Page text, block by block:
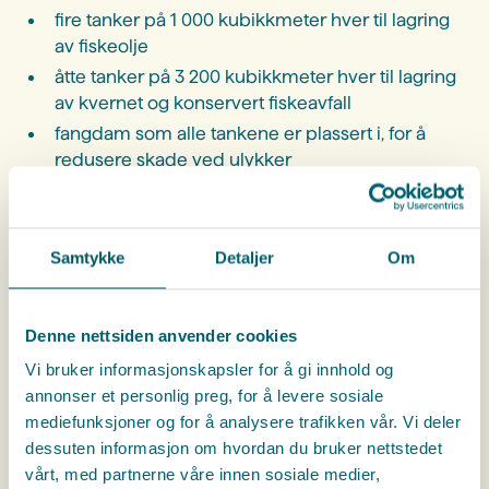
Samtykke Detaljer Om
Denne nettsiden anvender cookies
Vi bruker informasjonskapsler for å gi innhold og
annonser et personlig preg, for å levere sosiale
mediefunksjoner og for å analysere trafikken vår. Vi deler
dessuten informasjon om hvordan du bruker nettstedet
vårt, med partnerne våre innen sosiale medier,
fire tanker på 1 000 kubikkmeter hver til lagring
av fiskeolje
åtte tanker på 3 200 kubikkmeter hver til lagring
av kvernet og konservert fiskeavfall
fangdam som alle tankene er plassert i, for å
redusere skade ved ulykker
Fabrikken på Værøy er designet for å håndtere store
og fiskeolje. Det inkluderer test- og
marine proteiner.
Komplett Brimer-leveranse